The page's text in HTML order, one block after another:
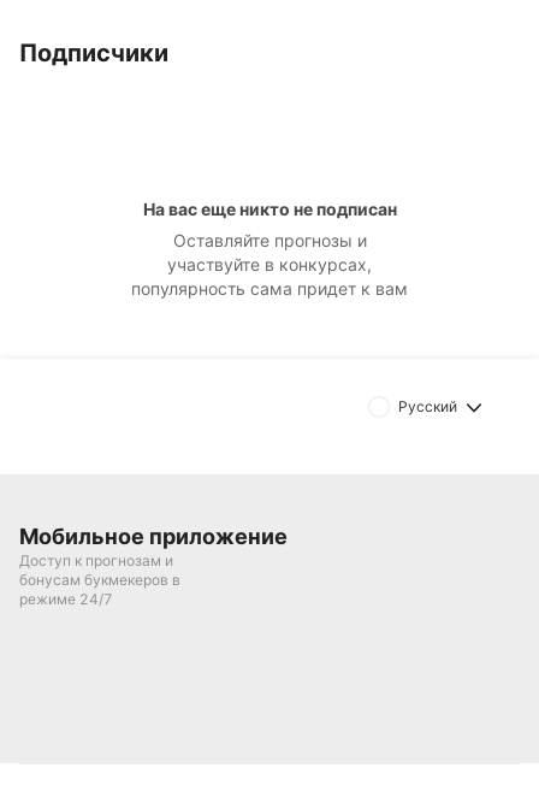
Подписчики
На вас еще никто не подписан
Оставляйте прогнозы и
участвуйте в конкурсах,
популярность сама придет к вам
Русский
Мобильное приложение
Доступ к прогнозам и
бонусам букмекеров в
режиме 24/7